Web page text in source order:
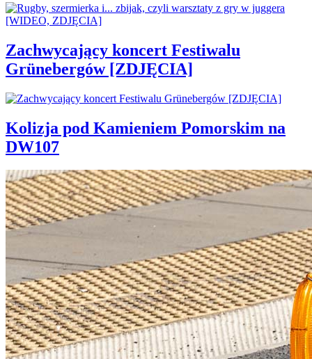
Zachwycający koncert Festiwalu
Grünebergów [ZDJĘCIA]
Kolizja pod Kamieniem Pomorskim na
DW107